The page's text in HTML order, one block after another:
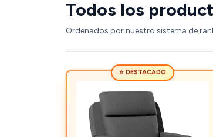
Todos los
Ordenados por nuestro sistema de
⭐ DESTACADO